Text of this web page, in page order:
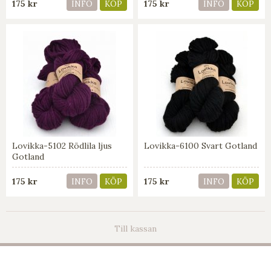
175 kr INFO KÖP 175 kr INFO KÖP
Lovikka-5102 Rödlila ljus
Gotland
175 kr INFO KÖP
Lovikka-6100 Svart Gotland
175 kr INFO KÖP
Till kassan